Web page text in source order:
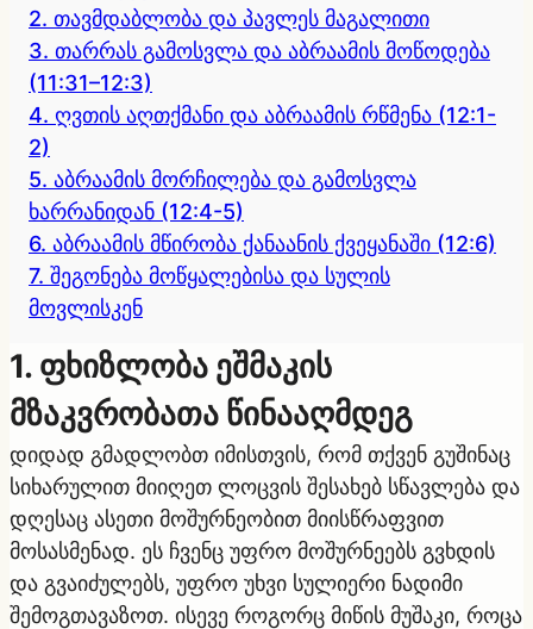
2. თავმდაბლობა და პავლეს მაგალითი
3. თარრას გამოსვლა და აბრაამის მოწოდება
(11:31–12:3)
4. ღვთის აღთქმანი და აბრაამის რწმენა (12:1-
2)
5. აბრაამის მორჩილება და გამოსვლა
ხარრანიდან (12:4-5)
6. აბრაამის მწირობა ქანაანის ქვეყანაში (12:6)
7. შეგონება მოწყალებისა და სულის
მოვლისკენ
1. ფხიზლობა ეშმაკის
მზაკვრობათა წინააღმდეგ
დიდად გმადლობთ იმისთვის, რომ თქვენ გუშინაც
სიხარულით მიიღეთ ლოცვის შესახებ სწავლება და
დღესაც ასეთი მოშურნეობით მიისწრაფვით
მოსასმენად. ეს ჩვენც უფრო მოშურნეებს გვხდის
და გვაიძულებს, უფრო უხვი სულიერი ნადიმი
შემოგთავაზოთ. ისევე როგორც მიწის მუშაკი, როცა